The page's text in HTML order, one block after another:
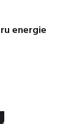
energie